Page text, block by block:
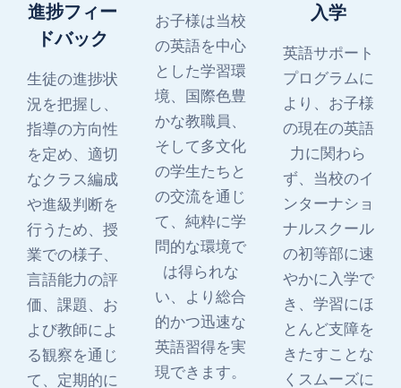
進捗フィー
ドバック
生徒の進捗状
況を把握し、
指導の方向性
を定め、適切
なクラス編成
や進級判断を
行うため、授
業での様子、
言語能力の評
価、課題、お
よび教師によ
る観察を通じ
て、定期的に
お子様は当校
の英語を中心
とした学習環
境、国際色豊
かな教職員、
そして多文化
の学生たちと
の交流を通じ
て、純粋に学
問的な環境で
は得られな
い、より総合
的かつ迅速な
英語習得を実
現できます。
入学
英語サポート
プログラムに
より、お子様
の現在の英語
力に関わら
ず、当校のイ
ンターナショ
ナルスクール
の初等部に速
やかに入学で
き、学習にほ
とんど支障を
きたすことな
くスムーズに